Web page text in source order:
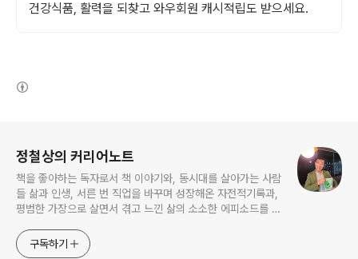
건강식품, 활력을 되찾고 와우회원 캐시적립도 받으세요.
정철상의 커리어노트
책을 좋아하는 독자로서 책 이야기와, 동시대를 살아가는 사람
들 삶과 인생, 서른 번 직업을 바꾸며 성장해온 자전적기록과,
평범한 가장으로 살면서 겪고 느낀 삶의 소소한 에피소드를 전
고픈 커리어코치, 유튜브: 정교수의 인생수업
구독하기